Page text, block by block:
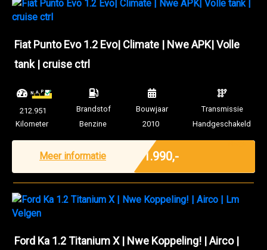
Fiat Punto Evo 1.2 Evo| Climate | Nwe APK| Volle
tank | cruise ctrl
212.951
Kilometer
Brandstof
Benzine
Bouwjaar
2010
Transmissie
Handgeschakeld
Meer informatie € 1.990,-
Ford Ka 1.2 Titanium X | Nwe Koppeling! | Airco |